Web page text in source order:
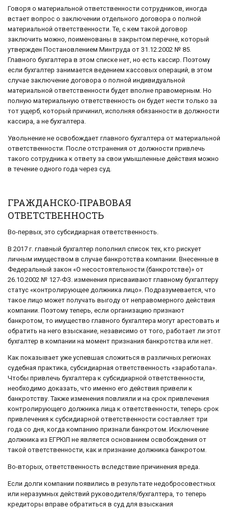
Говоря о материальной ответственности сотрудников, иногда
встает вопрос о заключении отдельного договора о полной
материальной ответственности. Те, с кем такой договор
заключить можно, поименованы в закрытом перечне, который
утвержден Постановлением Минтруда от 31.12.2002 № 85.
Главного бухгалтера в этом списке нет, но есть кассир. Поэтому
если бухгалтер занимается ведением кассовых операций, в этом
случае заключение договора о полной индивидуальной
материальной ответственности будет вполне правомерным. Но
полную материальную ответственность он будет нести только за
тот ущерб, который причинил, исполняя обязанности в должности
кассира, а не бухгалтера.
Увольнение не освобождает главного бухгалтера от материальной
ответственности. После отстранения от должности привлечь
такого сотрудника к ответу за свои умышленные действия можно
в течение одного года через суд.
ГРАЖДАНСКО-ПРАВОВАЯ
ОТВЕТСТВЕННОСТЬ
Во-первых, это субсидиарная ответственность.
В 2017 г. главный бухгалтер пополнил список тех, кто рискует
личным имуществом в случае банкротства компании. Внесенные в
Федеральный закон «О несостоятельности (банкротстве)» от
26.10.2002 № 127-ФЗ. изменения присваивают главному бухгалтеру
статус «контролирующее должника лицо». Подразумевается, что
такое лицо может получать выгоду от неправомерного действия
компании. Поэтому теперь, если организацию признают
банкротом, то имущество главного бухгалтера могут арестовать и
обратить на него взыскание, независимо от того, работает ли этот
бухгалтер в компании на момент признания банкротства или нет.
Как показывает уже успевшая сложиться в различных регионах
судебная практика, субсидиарная ответственность «заработала».
Чтобы привлечь бухгалтера к субсидиарной ответственности,
необходимо доказать, что именно его действия привели к
банкротству. Также изменения повлияли и на срок привлечения
контролирующего должника лица к ответственности, теперь срок
привлечения к субсидиарной ответственности составляет три
года со дня, когда компанию признали банкротом. Исключение
должника из ЕГРЮЛ не является основанием освобождения от
такой ответственности, как и признание должника банкротом.
Во-вторых, ответственность вследствие причинения вреда.
Если долги компании появились в результате недобросовестных
или неразумных действий руководителя/бухгалтера, то теперь
кредиторы вправе обратиться в суд для взыскания